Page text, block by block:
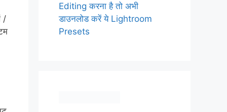
/
Editing करना है तो अभी
डाउनलोड करें ये Lightroom
Presets